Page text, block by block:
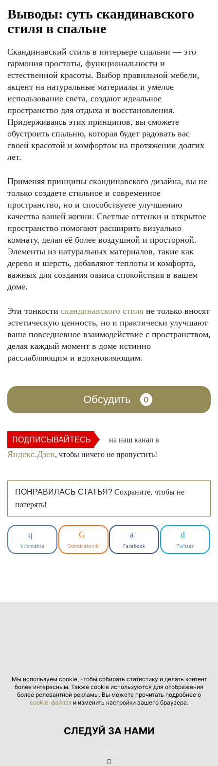
Выводы: суть скандинавского
стиля в спальне
Скандинавский стиль в интерьере спальни — это
гармония простоты, функциональности и
естественной красоты. Выбор правильной мебели,
акцент на натуральные материалы и умелое
использование света, создают идеальное
пространство для отдыха и восстановления.
Придерживаясь этих принципов, вы сможете
обустроить спальню, которая будет радовать вас
своей красотой и комфортом на протяжении долгих
лет.
Применяя принципы скандинавского дизайна, вы не
только создаете стильное и современное
пространство, но и способствуете улучшению
качества вашей жизни. Светлые оттенки и открытое
пространство помогают расширить визуально
комнату, делая её более воздушной и просторной.
Элементы из натуральных материалов, такие как
дерево и шерсть, добавляют теплоты и комфорта,
важных для создания оазиса спокойствия в вашем
доме.
Эти тонкости скандинавского стиля не только вносят
эстетическую ценность, но и практически улучшают
ваше повседневное взаимодействие с пространством,
делая каждый момент в доме истинно
расслабляющим и вдохновляющим.
Обсудить 0
ПОДПИСЫВАЙТЕСЬ на наш канал в
Яндекс.Дзен, чтобы ничего не пропустить!
ПОНРАВИЛАСЬ СТАТЬЯ? Сохраните, чтобы не
потерять!
VKontakte Odnoklassniki Facebook Twitter
Мы используем cookie, чтобы собирать статистику и делать контент
более интересным. Также cookie используются для отображения
более релевантной рекламы. Вы можете прочитать подробнее о
cookie-файлах и изменить настройки вашего браузера.
СЛЕДУЙ ЗА НАМИ